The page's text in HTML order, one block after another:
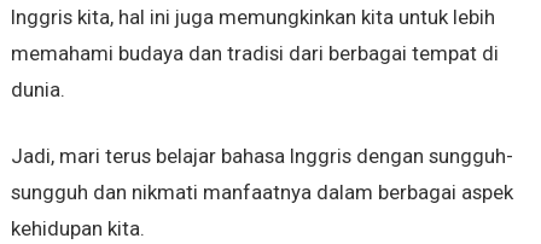
Inggris kita, hal ini juga memungkinkan kita untuk lebih
memahami budaya dan tradisi dari berbagai tempat di
dunia.
Jadi, mari terus belajar bahasa Inggris dengan sungguh-
sungguh dan nikmati manfaatnya dalam berbagai aspek
kehidupan kita.